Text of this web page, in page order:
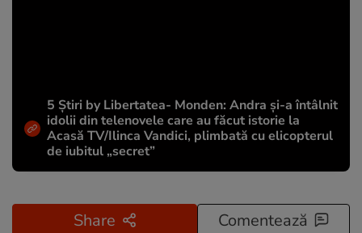
5 Știri by Libertatea- Monden: Andra și-a întâlnit
idolii din telenovele care au făcut istorie la
Acasă TV/Ilinca Vandici, plimbată cu elicopterul
de iubitul „secret”
Share Comentează